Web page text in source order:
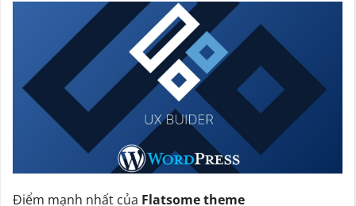
Điểm mạnh nhất của Flatsome theme